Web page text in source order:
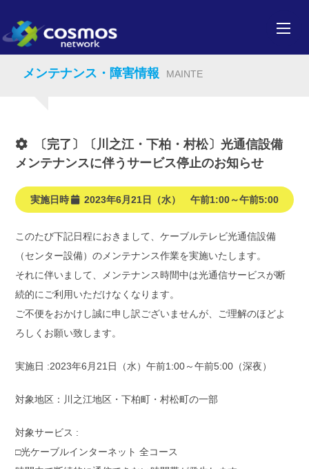
メンテナンス・障害情報 MAINTE
〔完了〕〔川之江・下柏・村松〕光通信設備
メンテナンスに伴うサービス停止のお知らせ
実施日時 2023年6月21日（水） 午前1:00～午前5:00
このたび下記日程におきまして、ケーブルテレビ光通信設備
（センター設備）のメンテナンス作業を実施いたします。
それに伴いまして、メンテナンス時間中は光通信サービスが断
続的にご利用いただけなくなります。
ご不便をおかけし誠に申し訳ございませんが、ご理解のほどよ
ろしくお願い致します。
実施日 :2023年6月21日（水）午前1:00～午前5:00（深夜）
対象地区：川之江地区・下柏町・村松町の一部
対象サービス :
□光ケーブルインターネット 全コース